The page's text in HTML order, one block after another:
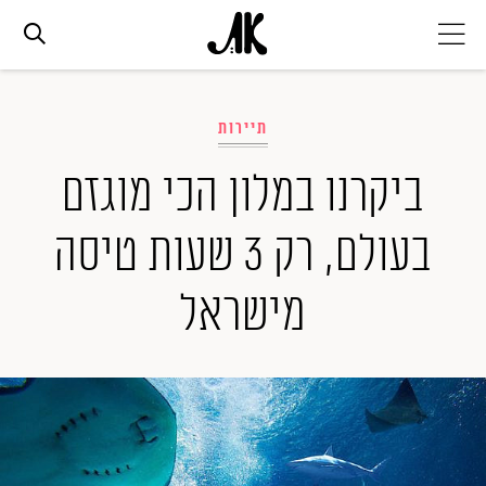
אופנה
ביוטי
סלבס
ערוצים נוספים
המגזין
תיירות
ביקרנו במלון הכי מוגזם
בעולם, רק 3 שעות טיסה
מישראל